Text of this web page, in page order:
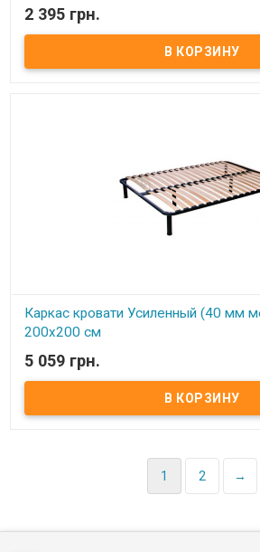
В наличии
Каркас кровати Усиленный (25 мм между
Размер: 70х190 см Материал ламели: бук
пластик. Тип каркаса: односпальный
2 395 грн.
Каркас кровати Усиленный (40 мм
200х200 см
В наличии
Каркас кровати Усиленный (40 мм между
Размер: 200х200 см Материал ламели: бук
пластик. Тип каркаса: двуспальный.
5 059 грн.
1 2 →